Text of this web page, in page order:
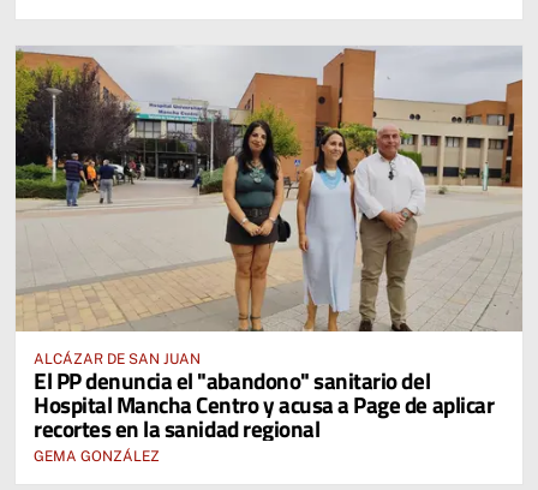
ALCÁZAR DE SAN JUAN
El PP denuncia el "abandono" sanitario del
Hospital Mancha Centro y acusa a Page de aplicar
recortes en la sanidad regional
GEMA GONZÁLEZ